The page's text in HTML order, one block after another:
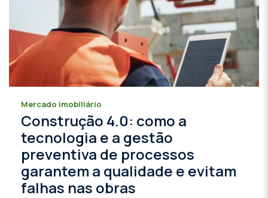
Mercado imobiliário
Construção 4.0: como a
tecnologia e a gestão
preventiva de processos
garantem a qualidade e evitam
falhas nas obras